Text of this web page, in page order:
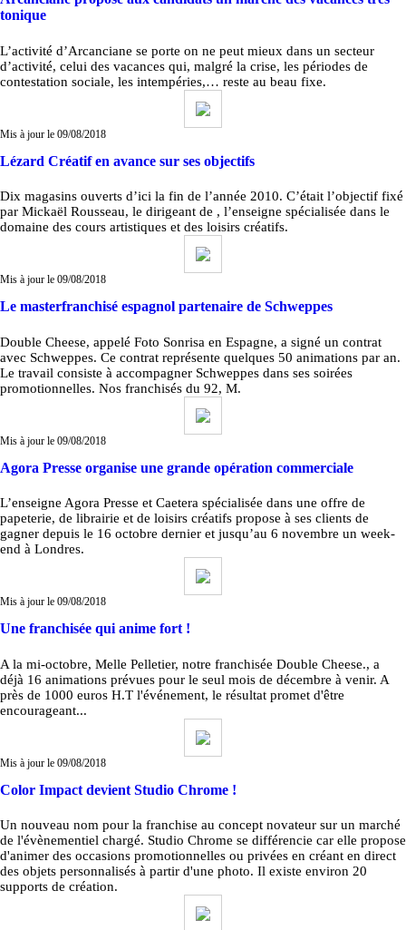
tonique
L’activité d’Arcanciane se porte on ne peut mieux dans un secteur
d’activité, celui des vacances qui, malgré la crise, les périodes de
contestation sociale, les intempéries,… reste au beau fixe.
Mis à jour le 09/08/2018
Lézard Créatif en avance sur ses objectifs
Dix magasins ouverts d’ici la fin de l’année 2010. C’était l’objectif fixé
par Mickaël Rousseau, le dirigeant de , l’enseigne spécialisée dans le
domaine des cours artistiques et des loisirs créatifs.
Mis à jour le 09/08/2018
Le masterfranchisé espagnol partenaire de Schweppes
Double Cheese, appelé Foto Sonrisa en Espagne, a signé un contrat
avec Schweppes. Ce contrat représente quelques 50 animations par an.
Le travail consiste à accompagner Schweppes dans ses soirées
promotionnelles. Nos franchisés du 92, M.
Mis à jour le 09/08/2018
Agora Presse organise une grande opération commerciale
L’enseigne Agora Presse et Caetera spécialisée dans une offre de
papeterie, de librairie et de loisirs créatifs propose à ses clients de
gagner depuis le 16 octobre dernier et jusqu’au 6 novembre un week-
end à Londres.
Mis à jour le 09/08/2018
Une franchisée qui anime fort !
A la mi-octobre, Melle Pelletier, notre franchisée Double Cheese., a
déjà 16 animations prévues pour le seul mois de décembre à venir. A
près de 1000 euros H.T l'événement, le résultat promet d'être
encourageant...
Mis à jour le 09/08/2018
Color Impact devient Studio Chrome !
Un nouveau nom pour la franchise au concept novateur sur un marché
de l'évènementiel chargé. Studio Chrome se différencie car elle propose
d'animer des occasions promotionnelles ou privées en créant en direct
des objets personnalisés à partir d'une photo. Il existe environ 20
supports de création.